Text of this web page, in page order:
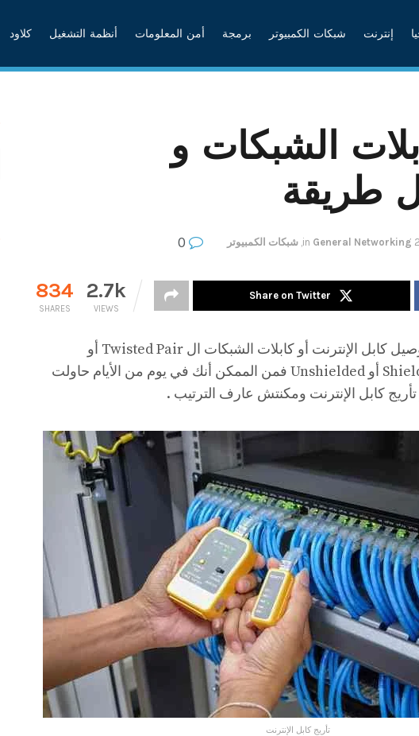
إنترنت شبكات الكمبيوتر برمجة أمن المعلومات أنظمة التشغيل كلاود
الشبكات و
طريقة
in General Networking شبكات الكمبيوتر
834
SHARES
2.7k
VIEWS
Share on Twitter
موضوع اليوم عن أنواع توصيل كابل الإنترنت أو كابلات الشبكات ال Twisted Pair أو
المجدولة سواء كانت Shielded أو Unshielded فمن الممكن أنك في يوم من الأيام حاولت
كابل الإنترنت ومكنتش عارف الترتيب .
تأريج كابل الإنترنت